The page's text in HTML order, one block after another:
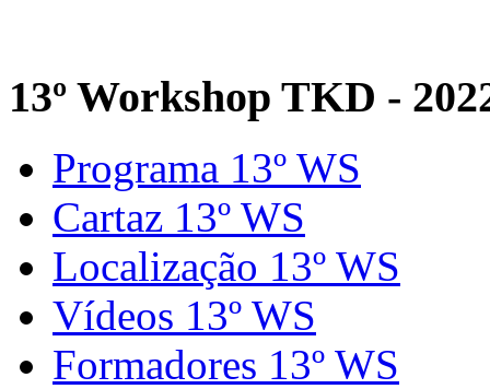
13º Workshop TKD -
Programa 13º WS
Cartaz 13º WS
Localização 13º WS
Vídeos 13º WS
Formadores 13º WS